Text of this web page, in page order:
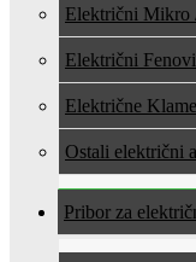
Električni Mikro
Električni
Električne
Ostali električni
Pribor za